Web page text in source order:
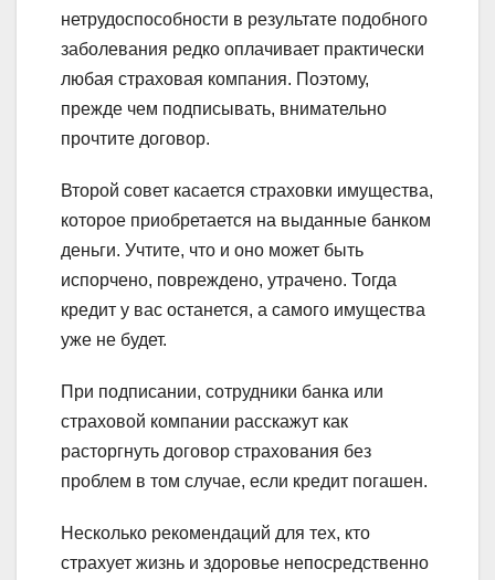
нетрудоспособности в результате подобного
заболевания редко оплачивает практически
любая страховая компания. Поэтому,
прежде чем подписывать, внимательно
прочтите договор.
Второй совет касается страховки имущества,
которое приобретается на выданные банком
деньги. Учтите, что и оно может быть
испорчено, повреждено, утрачено. Тогда
кредит у вас останется, а самого имущества
уже не будет.
При подписании, сотрудники банка или
страховой компании расскажут как
расторгнуть договор страхования без
проблем в том случае, если кредит погашен.
Несколько рекомендаций для тех, кто
страхует жизнь и здоровье непосредственно